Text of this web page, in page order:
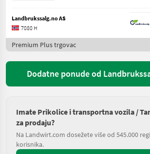
Landbrukssalg.no AS
7080 H
Premium Plus trgovac
Dodatne ponude od
Imate Prikolice i transportna vozila /
za prodaju?
Na Landwirt.com dosežete više od 545.000
korisnika.